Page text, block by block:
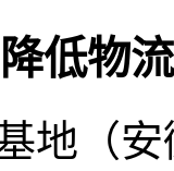
低物
地（